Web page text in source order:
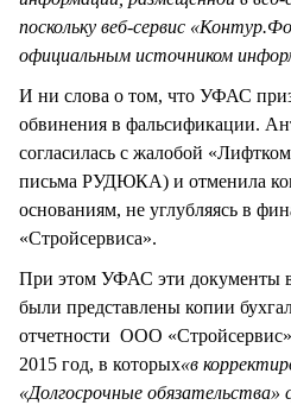
поскольку веб-сервис
официальным источником
И ни слова о том, что УФАС
обвинения в фальсификации.
согласилась с жалобой
письма РУДЮКА) и отменила
основаниям, не углубляясь в
«Стройсервиса».
При этом УФАС эти документы
были представлены копии
отчетности ООО
2015 год, в которых«в
«Долгосрочные обязательства»